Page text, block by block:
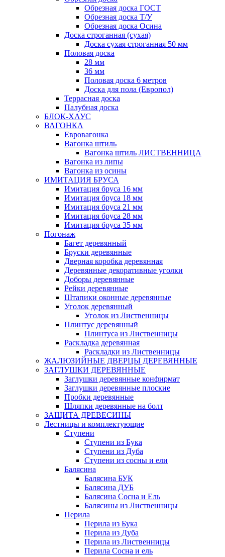
Обрезная доска ГОСТ
Обрезная доска Т/У
Обрезная доска Осина
Доска строганная (сухая)
Доска сухая строганная 50 мм
Половая доска
28 мм
36 мм
Половая доска 6 метров
Доска для пола (Европол)
Террасная доска
Палубная доска
БЛОК-ХАУС
ВАГОНКА
Евровагонка
Вагонка штиль
Вагонка штиль ЛИСТВЕННИЦА
Вагонка из липы
Вагонка из осины
ИМИТАЦИЯ БРУСА
Имитация бруса 16 мм
Имитация бруса 18 мм
Имитация бруса 21 мм
Имитация бруса 28 мм
Имитация бруса 35 мм
Погонаж
Багет деревянный
Бруски деревянные
Дверная коробка деревянная
Деревянные декоративные уголки
Доборы деревянные
Рейки деревянные
Штапики оконные деревянные
Уголок деревянный
Уголок из Лиственницы
Плинтус деревянный
Плинтуса из Лиственницы
Раскладка деревянная
Раскладки из Лиственницы
ЖАЛЮЗИЙНЫЕ ДВЕРЦЫ ДЕРЕВЯННЫЕ
ЗАГЛУШКИ ДЕРЕВЯННЫЕ
Заглушки деревянные конфирмат
Заглушки деревянные плоские
Пробки деревянные
Шляпки деревянные на болт
ЗАЩИТА ДРЕВЕСИНЫ
Лестницы и комплектующие
Ступени
Ступени из Бука
Ступени из Дуба
Ступени из сосны и ели
Балясина
Балясина БУК
Балясина ДУБ
Балясина Сосна и Ель
Балясины из Лиственницы
Перила
Перила из Бука
Перила из Дуба
Перила из Лиственницы
Перила Сосна и ель